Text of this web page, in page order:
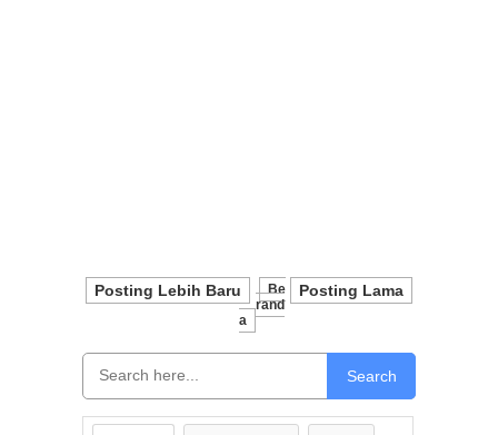
Posting Lebih Baru Posting Lama
Be
Rand
A
Search